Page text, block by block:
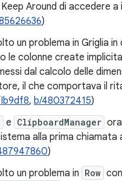
Around di accedere a
)
un problema in Griglia in
le colonne create
dal calcolo delle
il che comportava il
Ib9df8, b/480372415)
e ClipboardManager
alla prima chiamata
)
un problema in Row con